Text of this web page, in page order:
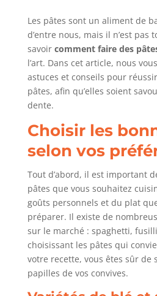
Les pâtes sont un aliment de
d’entre nous, mais il n’est pas
savoir comment faire des
l’art. Dans cet article, nous
astuces et conseils pour
pâtes, afin qu’elles soient
dente.
Choisir les
selon vos
Tout d’abord, il est important
pâtes que vous souhaitez
goûts personnels et du plat
préparer. Il existe de
sur le marché : spaghetti,
choisissant les pâtes qui
votre recette, vous êtes sûr de
papilles de vos convives.